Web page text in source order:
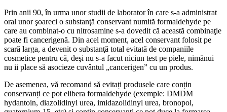
Prin anii 90, în urma unor studii de laborator în care s-a administrat
oral unor şoareci o substanţă conservant numită formaldehyde pe
care au combinat-o cu nitrosamine s-a dovedit că această combinaţie
poate fi cancerigenă. Din acel moment, acel conservant folosit pe
scară larga, a devenit o substanţă total evitată de companiile
cosmetice pentru că, deşi nu s-a facut niciun test pe piele, nimănui
nu ii place să asocieze cuvântul „cancerigen” cu un produs.
De asemenea, vă recomand să evitați produsele care conțin
conservanți ce pot elibera formaldehyde (exemple: DMDM
hydantoin, diazolidinyl urea, imidazolidinyl urea, bronopol,